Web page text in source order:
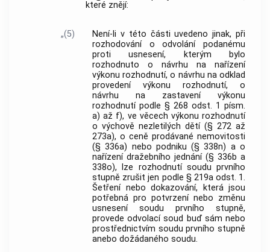
které znějí:
„(5)
Není-li v této části uvedeno jinak, při
rozhodování o odvolání podanému
proti usnesení, kterým bylo
rozhodnuto o návrhu na nařízení
výkonu rozhodnutí, o návrhu na odklad
provedení výkonu rozhodnutí, o
návrhu na zastavení výkonu
rozhodnutí podle § 268 odst. 1 písm.
a) až f), ve věcech výkonu rozhodnutí
o výchově nezletilých dětí (§ 272 až
273a), o ceně prodávané nemovitosti
(§ 336a) nebo podniku (§ 338n) a o
nařízení dražebního jednání (§ 336b a
338o), lze rozhodnutí soudu prvního
stupně zrušit jen podle § 219a odst. 1.
Šetření nebo dokazování, která jsou
potřebná pro potvrzení nebo změnu
usnesení soudu prvního stupně,
provede odvolací soud buď sám nebo
prostřednictvím soudu prvního stupně
anebo dožádaného soudu.